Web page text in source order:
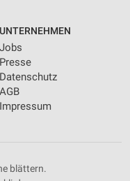
UNTERNEHMEN
Jobs
Presse
Datenschutz
AGB
Impressum
blättern.